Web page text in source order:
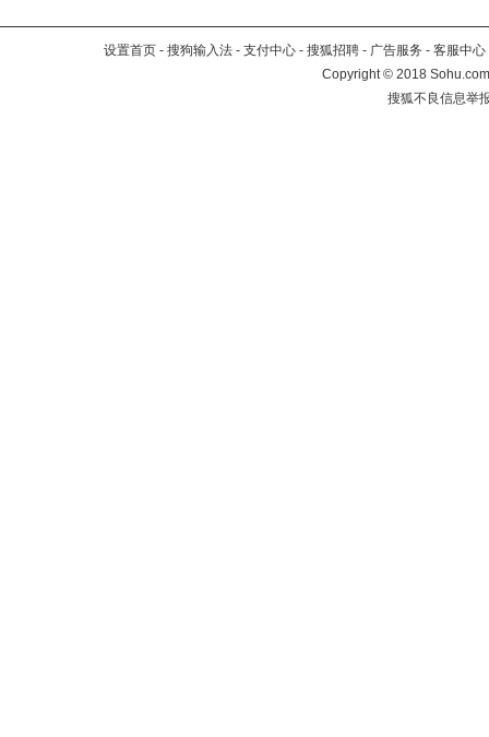
设置首页 - 搜狗输入法 - 支付中心 - 搜狐招聘 - 广告服务 - 客服中心
Copyright©2018
搜狐不良信息举